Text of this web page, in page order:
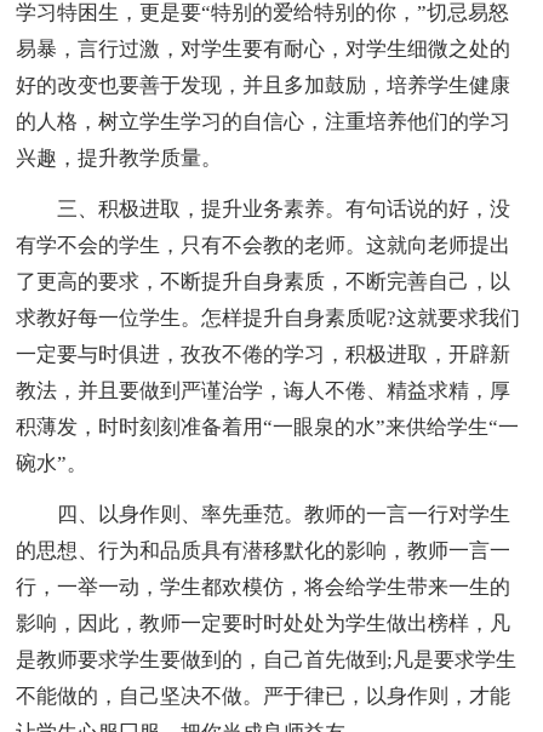
学习特困生，更是要“特别的爱给特别的你，”切忌易怒
易暴，言行过激，对学生要有耐心，对学生细微之处的
好的改变也要善于发现，并且多加鼓励，培养学生健康
的人格，树立学生学习的自信心，注重培养他们的学习
兴趣，提升教学质量。
三、积极进取，提升业务素养。有句话说的好，没
有学不会的学生，只有不会教的老师。这就向老师提出
了更高的要求，不断提升自身素质，不断完善自己，以
求教好每一位学生。怎样提升自身素质呢?这就要求我们
一定要与时俱进，孜孜不倦的学习，积极进取，开辟新
教法，并且要做到严谨治学，诲人不倦、精益求精，厚
积薄发，时时刻刻准备着用“一眼泉的水”来供给学生“一
碗水”。
四、以身作则、率先垂范。教师的一言一行对学生
的思想、行为和品质具有潜移默化的影响，教师一言一
行，一举一动，学生都欢模仿，将会给学生带来一生的
影响，因此，教师一定要时时处处为学生做出榜样，凡
是教师要求学生要做到的，自己首先做到;凡是要求学生
不能做的，自己坚决不做。严于律已，以身作则，才能